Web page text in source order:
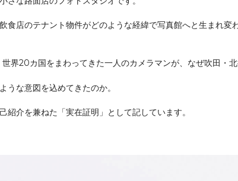
店のテナント物件がどのような経緯で写真館へと生まれ
界20カ国をまわってきた一人のカメラマンが、なぜ吹田・北
うな意図を込めてきたのか。
介を兼ねた「実在証明」として記しています。